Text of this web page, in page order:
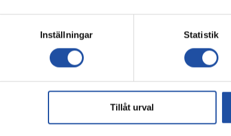
Inställningar Statistik
Tillåt urval
att midsommarhelgen inte blir spelledigt och
att vinna matchen oavsett om det är en
möte med sin moderklubb.
att möta sin moderklubb. Jag har bara goda minnen